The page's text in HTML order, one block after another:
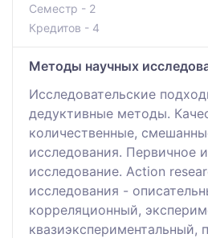
Семестр - 2
Кредитов - 4
Методы научных
Исследовательские
дедуктивные методы.
количественные,
исследования. Первичное
исследование. Action
исследования -
корреляционный,
квазиэкспериментальный,